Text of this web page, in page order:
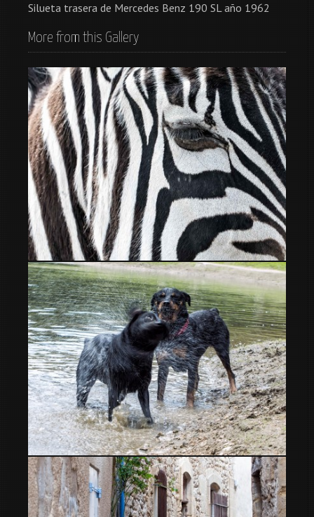
Silueta trasera de Mercedes Benz 190 SL año 1962
More from this Gallery
cebra
Sacudida